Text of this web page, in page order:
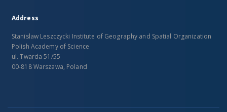
Address
Stanislaw Leszczycki Institute of Geography and Spatial Organization
Polish Academy of Science
ul. Twarda 51/55
00-818 Warszawa, Poland